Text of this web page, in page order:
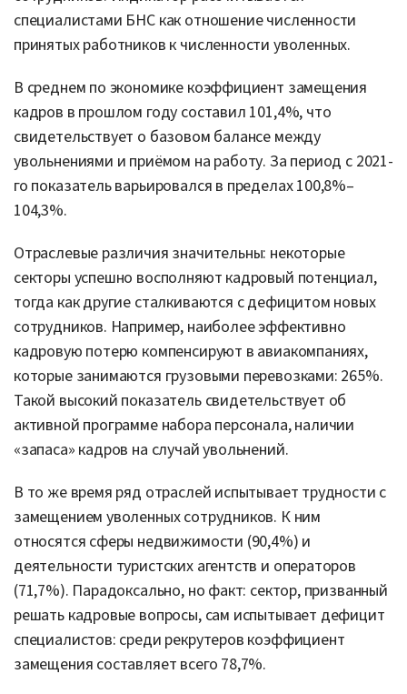
специалистами БНС как отношение численности
принятых работников к численности уволенных.
В среднем по экономике коэффициент замещения
кадров в прошлом году составил 101,4%, что
свидетельствует о базовом балансе между
увольнениями и приёмом на работу. За период с 2021-
го показатель варьировался в пределах 100,8%–
104,3%.
Отраслевые различия значительны: некоторые
секторы успешно восполняют кадровый потенциал,
тогда как другие сталкиваются с дефицитом новых
сотрудников. Например, наиболее эффективно
кадровую потерю компенсируют в авиакомпаниях,
которые занимаются грузовыми перевозками: 265%.
Такой высокий показатель свидетельствует об
активной программе набора персонала, наличии
«запаса» кадров на случай увольнений.
В то же время ряд отраслей испытывает трудности с
замещением уволенных сотрудников. К ним
относятся сферы недвижимости (90,4%) и
деятельности туристских агентств и операторов
(71,7%). Парадоксально, но факт: сектор, призванный
решать кадровые вопросы, сам испытывает дефицит
специалистов: среди рекрутеров коэффициент
замещения составляет всего 78,7%.